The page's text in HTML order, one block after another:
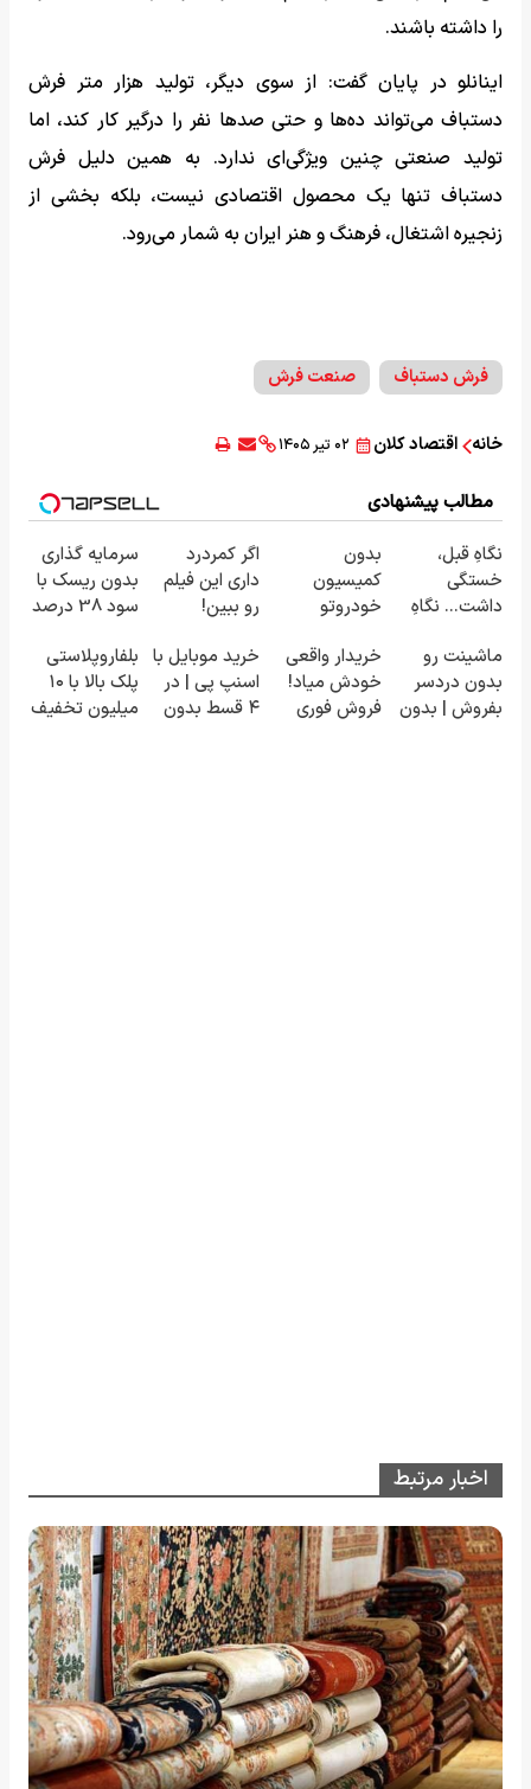
را داشته باشند.
اینانلو در پایان گفت: از سوی دیگر، تولید هزار متر فرش
دستباف می‌تواند ده‌ها و حتی صدها نفر را درگیر کار کند، اما
تولید صنعتی چنین ویژگی‌ای ندارد. به همین دلیل فرش
دستباف تنها یک محصول اقتصادی نیست، بلکه بخشی از
زنجیره اشتغال، فرهنگ و هنر ایران به شمار می‌رود.
فرش دستباف صنعت فرش
خانه اقتصاد کلان ۰۲ تیر ۱۴۰۵
مطالب پیشنهادی
نگاهِ قبل،
خستگی
داشت... نگاهِ
تخفیف
بدون
کمیسیون
خودروتو
اگر کمردرد
داری این فیلم
رو ببین!
رو پر کن◖
سرمایه گذاری
بدون ریسک با
سود 38 درصد
ماشینت رو
بدون دردسر
بفروش | بدون
خریدار واقعی
خودش میاد!
فروش فوری
خرید موبایل با
اسنپ پی | در
۴ قسط بدون
بلفاروپلاستی
پلک بالا با ۱۰
میلیون تخفیف
اخبار مرتبط